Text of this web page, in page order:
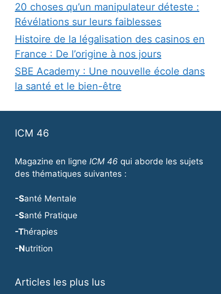
20 choses qu’un manipulateur déteste :
Révélations sur leurs faiblesses
Histoire de la légalisation des casinos en
France : De l’origine à nos jours
SBE Academy : Une nouvelle école dans
la santé et le bien-être
ICM 46
Magazine en ligne ICM 46 qui aborde les sujets
des thématiques suivantes :
-Santé Mentale
-Santé Pratique
-Thérapies
-Nutrition
Articles les plus lus